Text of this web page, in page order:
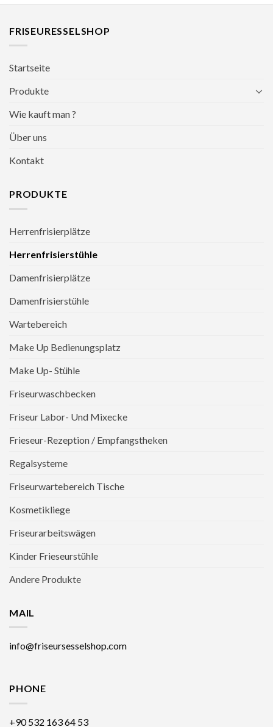
FRISEURESSELSHOP
Startseite
Produkte
Wie kauft man ?
Über uns
Kontakt
PRODUKTE
Herrenfrisierplätze
Herrenfrisierstühle
Damenfrisierplätze
Damenfrisierstühle
Wartebereich
Make Up Bedienungsplatz
Make Up- Stühle
Friseurwaschbecken
Friseur Labor- Und Mixecke
Frieseur-Rezeption / Empfangstheken
Regalsysteme
Friseurwartebereich Tische
Kosmetikliege
Friseurarbeitswägen
Kinder Frieseurstühle
Andere Produkte
MAIL
info@friseursesselshop.com
PHONE
+90 532 163 64 53